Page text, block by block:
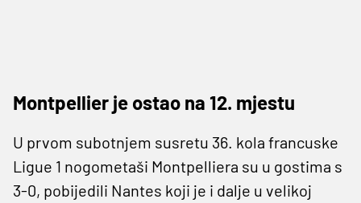
Montpellier je ostao na 12. mjestu
U prvom subotnjem susretu 36. kola francuske
Ligue 1 nogometaši Montpelliera su u gostima s
3-0, pobijedili Nantes koji je i dalje u velikoj